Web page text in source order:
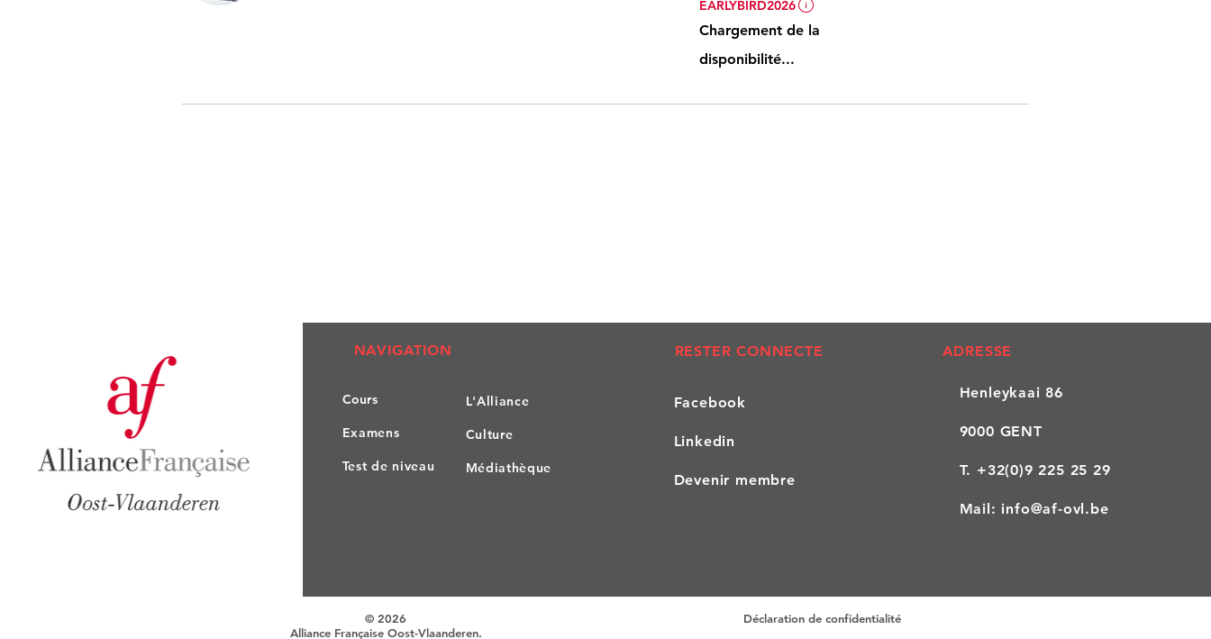
euros
EARLYBIRD2026
Chargement de la
disponibilité...
NAVIGATION
Cours
Examens
Test de niveau
L'All iance
Culture
Médiathèque
RESTER CONNECTE
Facebook
Linkedin
Devenir membre
ADRESSE
Henleykaai 86
9000 GENT
T. +32(0)9 225 25 29
Mail: info@af-ovl.be
© 2026
Alliance Française Oost-Vlaanderen.
Déclaration de confidentialité